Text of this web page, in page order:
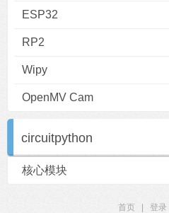
ESP32
RP2
Wipy
OpenMV Cam
circuitpython
核心模块
首页 登录